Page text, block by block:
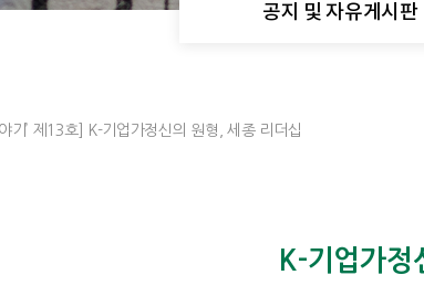
공지 및 자유게시판
기’ 제13호] K-기업가정신의 원형, 세종 리더십
K-기업가정